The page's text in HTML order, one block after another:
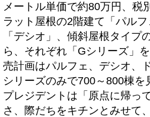
メートル単価で約80万円、税
ラット屋根の2階建て「パル
「デシオ」、傾斜屋根タイプ
ら、それぞれ「Gシリーズ」
売計画はパルフェ、デシオ、
シリーズのみで700～800棟
プレジデントは「原点に帰っ
さ、際だちをキチンとみせて